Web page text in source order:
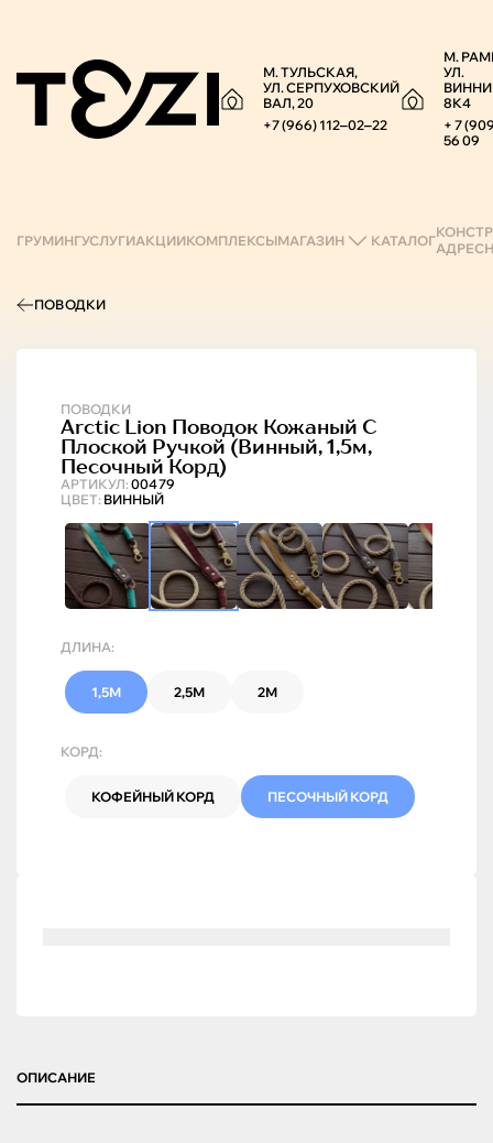
М. ТУЛЬСКАЯ,
УЛ. СЕРПУХОВСКИЙ
ВАЛ, 20
+7 (966) 112‒02‒22
М.
УЛ.
8К4
+ 7
56 09
ГРУМИНГУСЛУГИАКЦИИКОМПЛЕКСЫМАГАЗИН КАТАЛОГ
ПОВОДКИ
ПОВОДКИ
АРТИКУЛ: 00479
Arctic Lion Поводок Кожаный С
Плоской Ручкой (винный, 1,5м,
Песочный Корд)
ЦВЕТ: ВИННЫЙ
ДЛИНА:
1,5М 2,5М 2М
КОРД:
КОФЕЙНЫЙ КОРД ПЕСОЧНЫЙ КОРД
ОПИСАНИЕ